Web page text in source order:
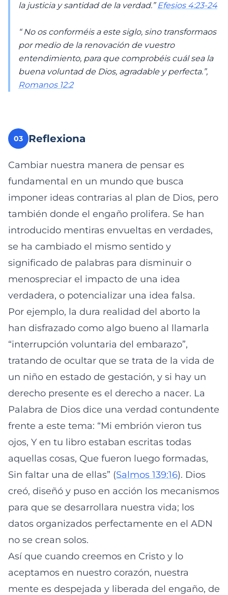
la justicia y santidad de la verdad.” Efesios 4:23-24
“ No os conforméis a este siglo, sino transformaos
por medio de la renovación de vuestro
entendimiento, para que comprobéis cuál sea la
buena voluntad de Dios, agradable y perfecta.”,
Romanos 12:2
03 Reflexiona
Cambiar nuestra manera de pensar es
fundamental en un mundo que busca
imponer ideas contrarias al plan de Dios, pero
también donde el engaño prolifera. Se han
introducido mentiras envueltas en verdades,
se ha cambiado el mismo sentido y
significado de palabras para disminuir o
menospreciar el impacto de una idea
verdadera, o potencializar una idea falsa.
Por ejemplo, la dura realidad del aborto la
han disfrazado como algo bueno al llamarla
“interrupción voluntaria del embarazo”,
tratando de ocultar que se trata de la vida de
un niño en estado de gestación, y si hay un
derecho presente es el derecho a nacer. La
Palabra de Dios dice una verdad contundente
frente a este tema: “Mi embrión vieron tus
ojos, Y en tu libro estaban escritas todas
aquellas cosas, Que fueron luego formadas,
Sin faltar una de ellas” (Salmos 139:16). Dios
creó, diseñó y puso en acción los mecanismos
para que se desarrollara nuestra vida; los
datos organizados perfectamente en el ADN
no se crean solos.
Así que cuando creemos en Cristo y lo
aceptamos en nuestro corazón, nuestra
mente es despejada y liberada del engaño, de